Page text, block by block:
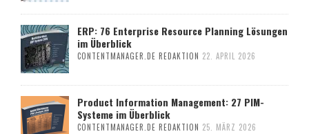
ERP: 76 Enterprise Resource Planning Lösungen
im Überblick
CONTENTMANAGER.DE REDAKTION 22. APRIL 2026
Product Information Management: 27 PIM-
Systeme im Überblick
CONTENTMANAGER.DE REDAKTION 25. MÄRZ 2026